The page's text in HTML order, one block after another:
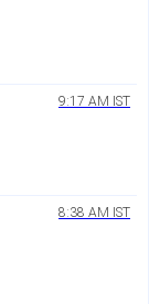
9:17 AM IST
8:38 AM IST